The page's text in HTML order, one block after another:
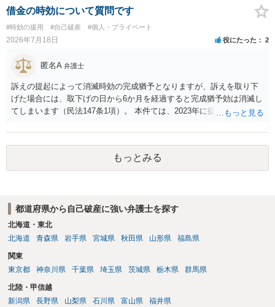
借金の時効について質問です
#時効の援用 #自己破産 #個人・プライベート
2026年7月18日 役にたった 2
匿名A 弁護士
訴えの提起によって消滅時効の完成猶予となりますが、訴えを取り下
げた場合には、取下げの日から6か月を経過すると完成猶予効は消滅し
てしまいます（民法147条1項）。 本件ては、2023年に提訴された債権
権者については取下げ日から6か月以内に再提訴しなければやはり時効
は更新しないことになります。ただし、消滅時効の起算点は、不払い
日ではなく期限の利益喪失日（通常は所定の分割の支払期日から1～2
か月程度経過しても支払いがなければ一括返済可能という契約になっ
もっとみる
都道府県から自己破産に強い弁護士を探す
北海道・東北
北海道
青森県 岩手県 宮城県 秋田県 山形県 福島県
関東
東京都
神奈川県 千葉県 埼玉県 茨城県 栃木県 群馬県
北陸・甲信越
新潟県
長野県 山梨県 石川県 富山県 福井県